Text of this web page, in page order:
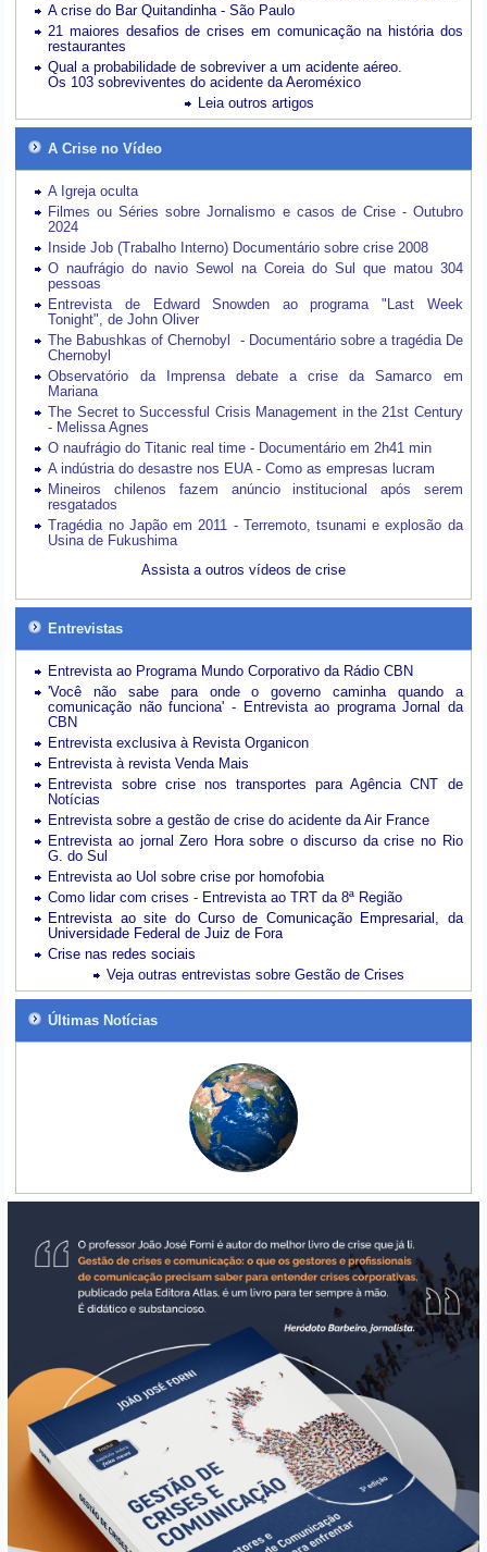
A crise do Bar Quitandinha - São Paulo
21 maiores desafios de crises em comunicação na história dos
restaurantes
Qual a probabilidade de sobreviver a um acidente aéreo.
Os 103 sobreviventes do acidente da Aeroméxico
Leia outros artigos
A Crise no Vídeo
A Igreja oculta
Filmes ou Séries sobre Jornalismo e casos de Crise - Outubro
2024
Inside Job (Trabalho Interno) Documentário sobre crise 2008
O naufrágio do navio Sewol na Coreia do Sul que matou 304
pessoas
Entrevista de Edward Snowden ao programa "Last Week
Tonight", de John Oliver
The Babushkas of Chernobyl - Documentário sobre a tragédia De
Chernobyl
Observatório da Imprensa debate a crise da Samarco em
Mariana
The Secret to Successful Crisis Management in the 21st Century
- Melissa Agnes
O naufrágio do Titanic real time - Documentário em 2h41 min
A indústria do desastre nos EUA - Como as empresas lucram
Mineiros chilenos fazem anúncio institucional após serem
resgatados
Tragédia no Japão em 2011 - Terremoto, tsunami e explosão da
Usina de Fukushima
Assista a outros vídeos de crise
Entrevistas
Entrevista ao Programa Mundo Corporativo da Rádio CBN
'Você não sabe para onde o governo caminha quando a
comunicação não funciona' - Entrevista ao programa Jornal da
CBN
Entrevista exclusiva à Revista Organicon
Entrevista à revista Venda Mais
Entrevista sobre crise nos transportes para Agência CNT de
Notícias
Entrevista sobre a gestão de crise do acidente da Air France
Entrevista ao jornal Zero Hora sobre o discurso da crise no Rio
G. do Sul
Entrevista ao Uol sobre crise por homofobia
Como lidar com crises - Entrevista ao TRT da 8ª Região
Entrevista ao site do Curso de Comunicação Empresarial, da
Universidade Federal de Juiz de Fora
Crise nas redes sociais
Veja outras entrevistas sobre Gestão de Crises
Últimas Notícias